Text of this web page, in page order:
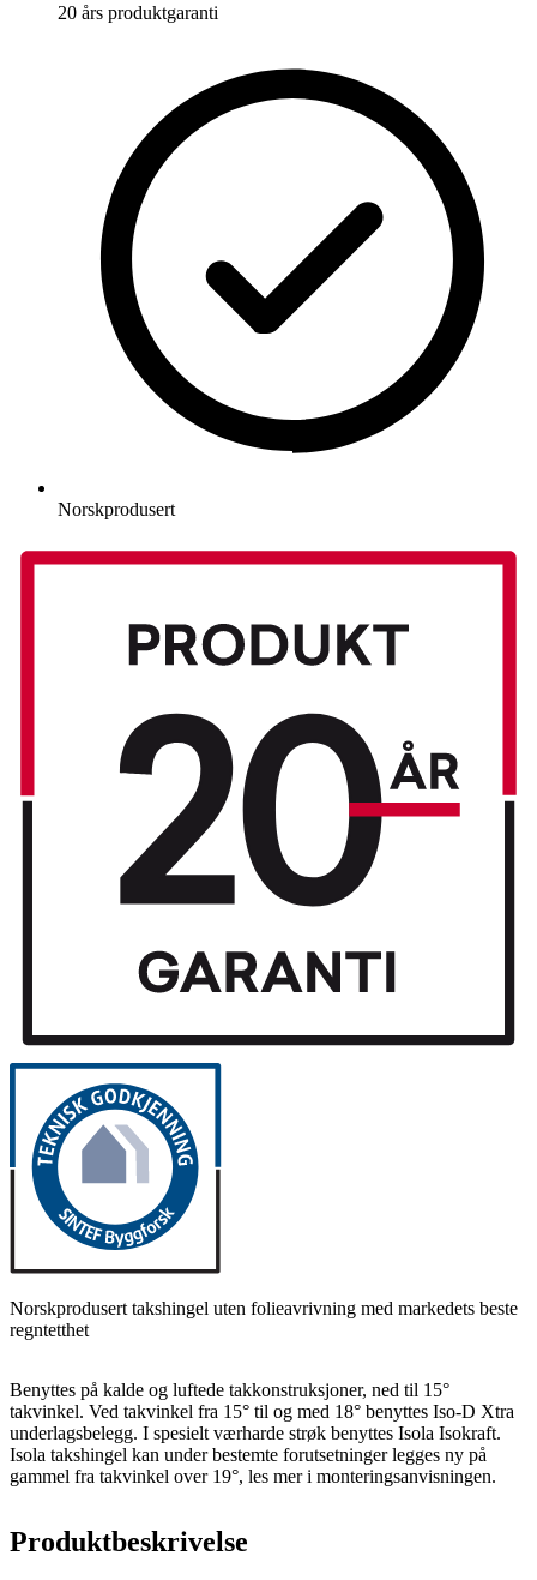
20 års produktgaranti
Norskprodusert
Norskprodusert takshingel uten folieavrivning med markedets beste
regntetthet
Benyttes på kalde og luftede takkonstruksjoner, ned til 15°
takvinkel. Ved takvinkel fra 15° til og med 18° benyttes Iso-D Xtra
underlagsbelegg. I spesielt værharde strøk benyttes Isola Isokraft.
Isola takshingel kan under bestemte forutsetninger legges ny på
gammel fra takvinkel over 19°, les mer i monteringsanvisningen.
Produktbeskrivelse